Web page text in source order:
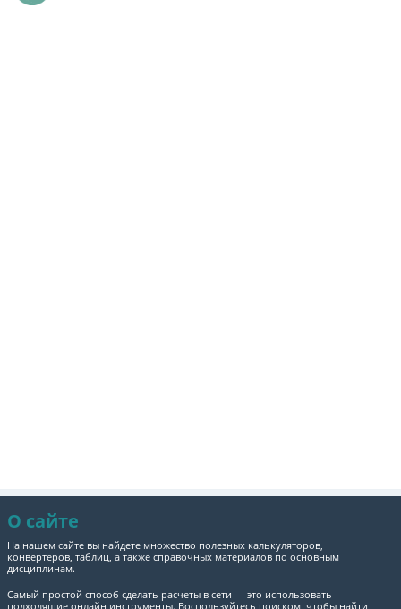
О сайте
На нашем сайте вы найдете множество полезных калькуляторов,
конвертеров, таблиц, а также справочных материалов по основным
дисциплинам.
Самый простой способ сделать расчеты в сети — это использовать
подходящие онлайн инструменты. Воспользуйтесь поиском, чтобы найти